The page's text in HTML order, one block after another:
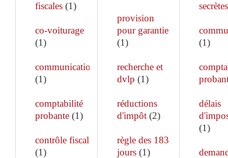
fiscales (1)
co-voiturage
(1)
communication
(1)
comptabilité
probante (1)
contrôle fiscal
(1)
provision
pour garantie
(1)
recherche et
dvlp (1)
réductions
d'impôt(2)
règle des 183
jours(1)
secrètes
(1)
délais
(1)